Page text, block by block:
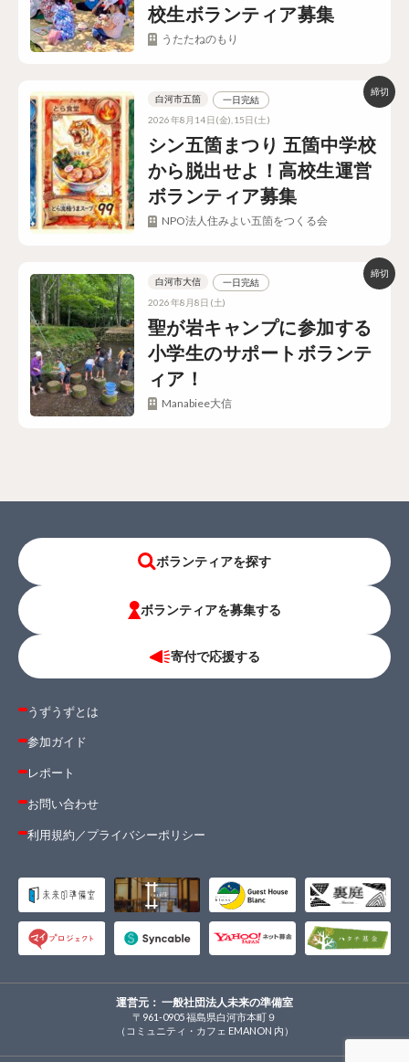
校生ボランティア募集
うたたねのもり
シン五箇まつり 五箇中学校
から脱出せよ！高校生運営
ボランティア募集
白河市五箇
一日完結
2026年8月14日(金),15日(土)
NPO法人住みよい五箇をつくる会
聖が岩キャンプに参加する
小学生のサポートボランテ
ィア！
白河市大信
一日完結
2026年8月8日(土)
Manabiee大信
ボランティアを探す
ボランティアを募集する
寄付で応援する
うずうずとは
参加ガイド
レポート
お問い合わせ
利用規約 ／プライバシーポリシー
運営元： 一般社団法人未来の準備室
〒961-0905 福島県白河市本町９
（コミュニティ・カフェ EMANON 内）